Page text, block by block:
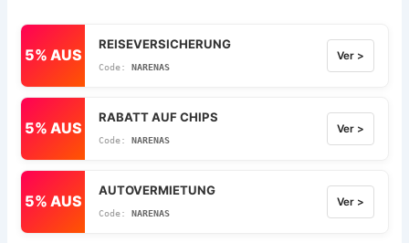
5% AUS
REISEVERSICHERUNG
NARENAS
Ver >
5% AUS
RABATT AUF CHIPS
NARENAS
Ver >
5% AUS
AUTOVERMIETUNG
NARENAS
Ver >